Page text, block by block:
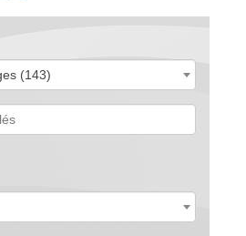
(143)